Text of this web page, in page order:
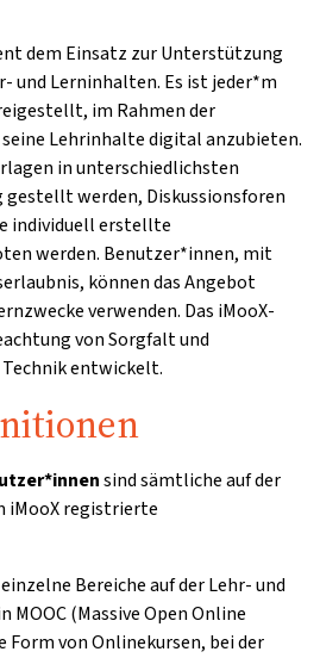
dem Einsatz zur Unterstützung
und Lerninhalten. Es ist jeder*m
im Rahmen der
Lehrinhalte digital anzubieten.
in unterschiedlichsten
gestellt werden, Diskussionsforen
individuell erstellte
werden. Benutzer*innen, mit
können das Angebot
verwenden. Das iMooX-
von Sorgfalt und
entwickelt.
sind sämtliche auf der
iMooX registrierte
Bereiche auf der Lehr- und
(Massive Open Online
Form von Onlinekursen, bei der